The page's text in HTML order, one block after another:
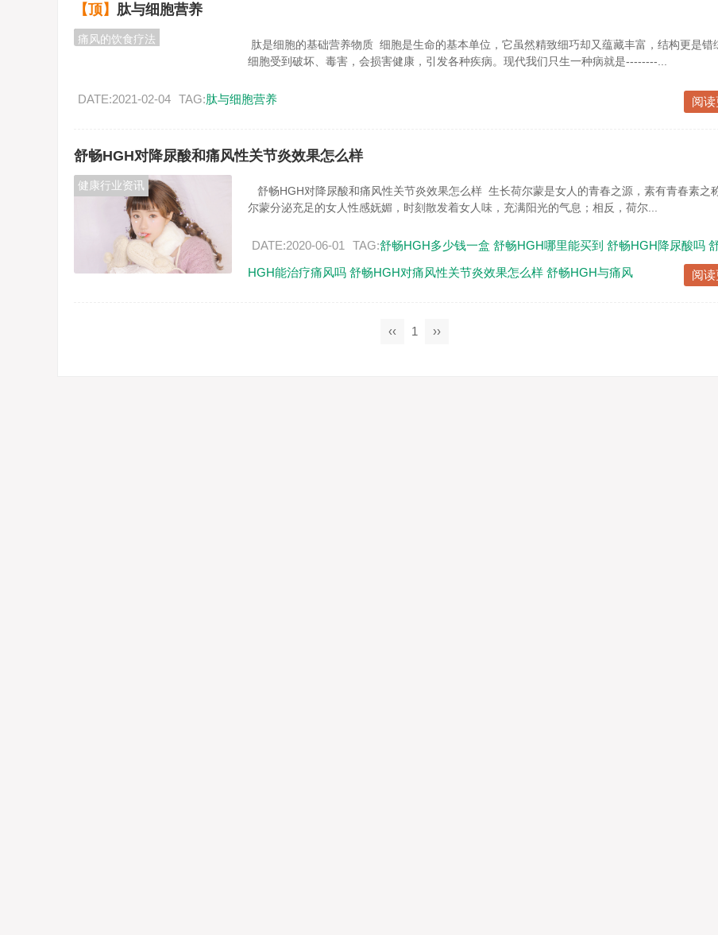
【顶】 肽与细胞营养
痛风的饮食疗法
肽是细胞的基础营养物质 细胞是生命的基本单位，它虽然精致细巧却又蕴藏丰富，结构更是错
细胞受到破坏、毒害，会损害健康，引发各种疾病。现代我们只生一种病就是--------...
DATE:2021-02-04 TAG:肽与细胞营养 阅
舒畅HGH对降尿酸和痛风性关节炎效果怎么样
健康行业资讯
舒畅HGH对降尿酸和痛风性关节炎效果怎么样 生长荷尔蒙是女人的青春之源，素有青春素之
尔蒙分泌充足的女人性感妩媚，时刻散发着女人味，充满阳光的气息；相反，荷尔...
DATE:2020-06-01 TAG:舒畅HGH多少钱一盒 舒畅HGH哪里能买到 舒畅HGH降尿酸吗
HGH能治疗痛风吗 舒畅HGH对痛风性关节炎效果怎么样 舒畅HGH与痛风 阅
‹‹ 1 ››